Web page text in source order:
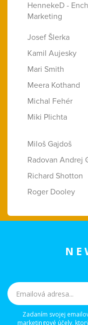
HennekeD -
Marketing
Josef Šlerka
Kamil Aujesky
Mari Smith
Meera Kothand
Michal Fehér
Miki Plichta
Miloš Gajdoš
Radovan Andrej
Richard Shotton
Roger Dooley
Zadaním svojej
marketingové účely,